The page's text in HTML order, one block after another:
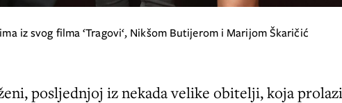
iz svog filma ‘Tragovi‘, Nikšom Butijerom i Marijom Škaričić
posljednjoj iz nekada velike obitelji, koja prolazi